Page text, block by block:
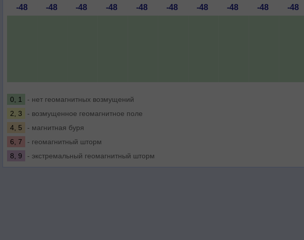
-48 -48 -48 -48 -48 -48 -48 -48 -48 -48
0, 1
- нет геомагнитных возмущений
2, 3
- возмущенное геомагнитное поле
4, 5
- магнитная буря
6, 7
- геомагнитный шторм
8, 9
- экстремальный геомагнитный шторм